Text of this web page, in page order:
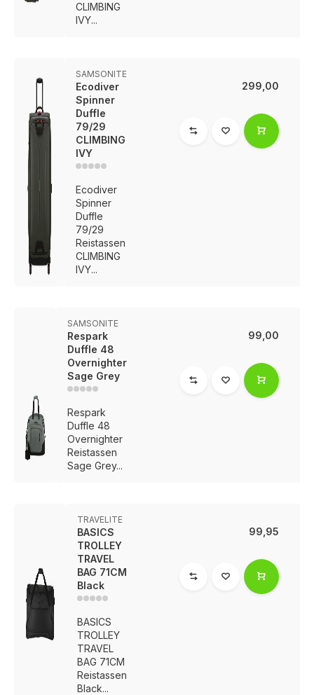
CLIMBING
IVY...
SAMSONITE
Ecodiver
Spinner
Duffle
79/29
CLIMBING
IVY
Ecodiver
Spinner
Duffle
79/29
Reistassen
CLIMBING
IVY...
299,00
SAMSONITE
Respark
Duffle 48
Overnighter
Sage Grey
Respark
Duffle 48
Overnighter
Reistassen
Sage Grey...
99,00
TRAVELITE
BASICS
TROLLEY
TRAVEL
BAG 71CM
Black
BASICS
TROLLEY
TRAVEL
BAG 71CM
Reistassen
Black...
99,95